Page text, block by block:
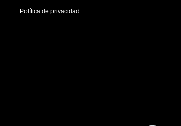
Política de privacidad